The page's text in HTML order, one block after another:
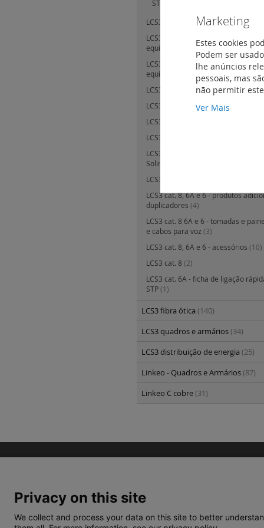
STP com controlo de acessos - 2
LCS3 C cat. 6A - tomada Keystone
LCS3 cat. 6 - painéis planos de
equipados
LCS3 cat. 6 - painéis planos de
equipar
LCS3 cat. 6 - painéis em ângulo a
LCS3 cat. 6 - equipamentos e
LCS3 cat. 6 - cabos e cordões
LCS3 cat. 6 - tomadas RJ45 cat. 6 -
LCS3 cat. 6 - tomadas especiais RJ45
Soliroc e Plexo
LCS3 cat. 7 - cabos e cordões
LCS3 cat. 8, 6A e 6 - produtos
duplicadores (4)
LCS3 cat. 8 6A e 6 - tomadas e
e cabos para voz (3)
LCS3 cat. 8, 6A e 6 - acessórios (10)
LCS3 cat. 8 (2)
LCS3 cat. 6A - ficha de ligação
STP(1)
LCS3 fibra ótica (140)
LCS3 quadros e armários(34)
LCS3 distribuição de energia (25)
Linkeo - Quadros e Armários(87)
Linkeo C cobre(31)
Marketing
Estes cookies
Podem ser
lhe anúncios
pessoais, mas
não permitir
Ver Mais
Privacy on this site
We collect and process your data on this site to better